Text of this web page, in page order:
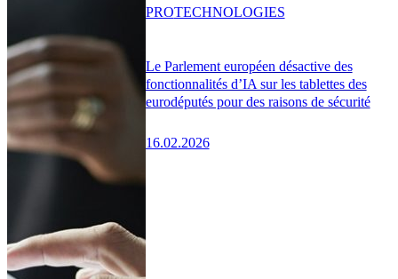
Le Parlement européen désactive des
fonctionnalités d’IA sur les tablettes des
eurodéputés pour des raisons de sécurité
16.02.2026
PROTECHNOLOGIES